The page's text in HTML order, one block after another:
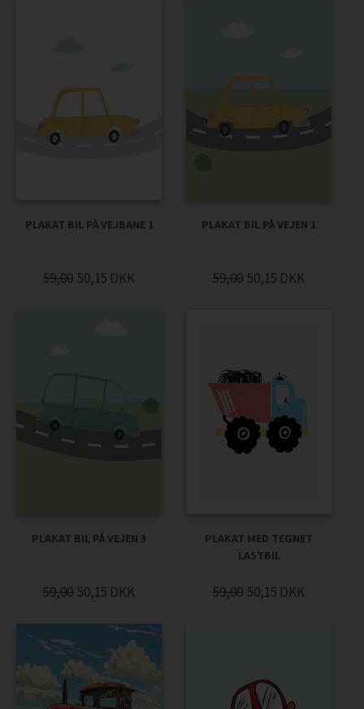
PLAKAT BIL PÅ VEJBANE 1
59,00 50,15 DKK
PLAKAT BIL PÅ VEJEN 1
59,00 50,15 DKK
PLAKAT BIL PÅ VEJEN 3
59,00 50,15 DKK
PLAKAT MED TEGNET
LASTBIL
59,00 50,15 DKK